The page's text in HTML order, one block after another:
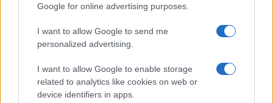
Google for online advertising purposes.
I want to allow Google to send me
personalized advertising.
I want to allow Google to enable storage
related to analytics like cookies on web or
device identifiers in apps.
Poche ore dopo il triste accaduto, sono
intervenuti i sindacati di polizia, in particolare i
rappresentanti del Sulpl (Sindacato Unitario
VincinieGrazia Ingrao: “Tutti i vigili devono
avere in dotazione lo spray urticante. Serve una